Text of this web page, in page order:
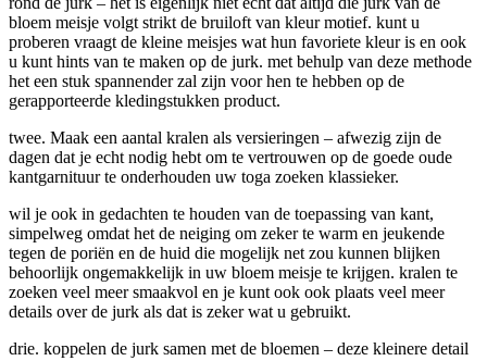
bloem meisje volgt strikt de bruiloft van kleur motief. kunt u
proberen vraagt de kleine meisjes wat hun favoriete kleur is en ook
u kunt hints van te maken op de jurk. met behulp van deze methode
het een stuk spannender zal zijn voor hen te hebben op de
gerapporteerde kledingstukken product.
twee. Maak een aantal kralen als versieringen – afwezig zijn de
dagen dat je echt nodig hebt om te vertrouwen op de goede oude
kantgarnituur te onderhouden uw toga zoeken klassieker.
wil je ook in gedachten te houden van de toepassing van kant,
simpelweg omdat het de neiging om zeker te warm en jeukende
tegen de poriën en de huid die mogelijk net zou kunnen blijken
behoorlijk ongemakkelijk in uw bloem meisje te krijgen. kralen te
zoeken veel meer smaakvol en je kunt ook ook plaats veel meer
details over de jurk als dat is zeker wat u gebruikt.
drie. koppelen de jurk samen met de bloemen – deze kleinere detail